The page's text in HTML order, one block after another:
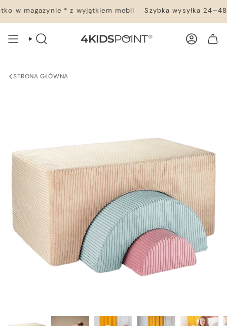
do
treści
w magazynie * z wyjątkiem mebli Szybka wysyłka
WYSZUKIWANIE KONTO
STRONA GŁÓWNA